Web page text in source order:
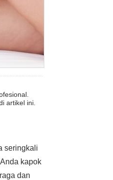
artikel ini.
seringkali
kapok
dan